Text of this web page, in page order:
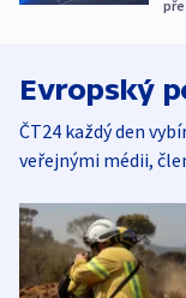
Evropský
ČT24 každý den
veřejnými médii,